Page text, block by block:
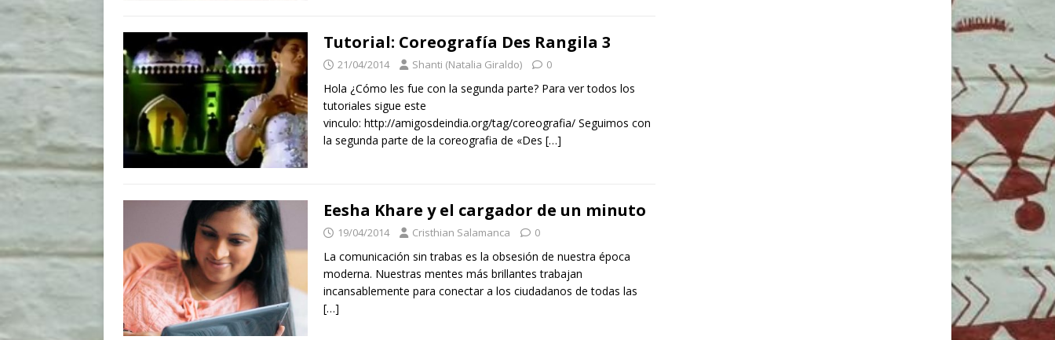
Tutorial: Coreografía Des Rangila 3
21/04/2014 Shanti (Natalia Giraldo) 0
Hola ¿Cómo les fue con la segunda parte? Para ver todos los
tutoriales sigue este
vinculo: http://amigosdeindia.org/tag/coreografia/ Seguimos con
la segunda parte de la coreografia de «Des […]
Eesha Khare y el cargador de un minuto
19/04/2014 Cristhian Salamanca 0
La comunicación sin trabas es la obsesión de nuestra época
moderna. Nuestras mentes más brillantes trabajan
incansablemente para conectar a los ciudadanos de todas las
[…]